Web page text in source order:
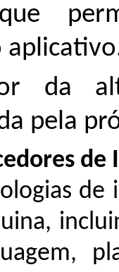
da
pela
de
de